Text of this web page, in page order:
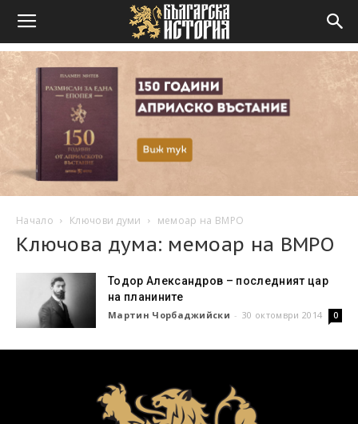
Начало Ключови думи мемоар на ВМРО
Ключова дума: мемоар на ВМРО
Тодор Александров – последният цар
на планините
Мартин Чорбаджийски - 30 октомври 2014 0